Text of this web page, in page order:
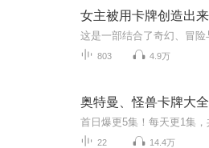
803 4.9万
奥特曼、怪兽卡牌大全
22 14.4万